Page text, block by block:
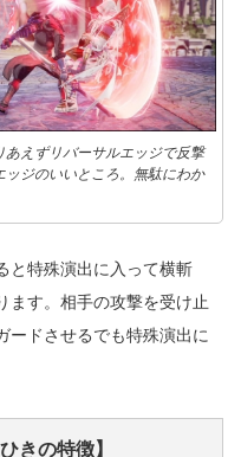
えずリバーサルエッジで反撃
ジのいいところ。無駄にわか
と特殊演出に入って横斬
ます。相手の攻撃を受け止
ードさせるでも特殊演出に
きの特徴】